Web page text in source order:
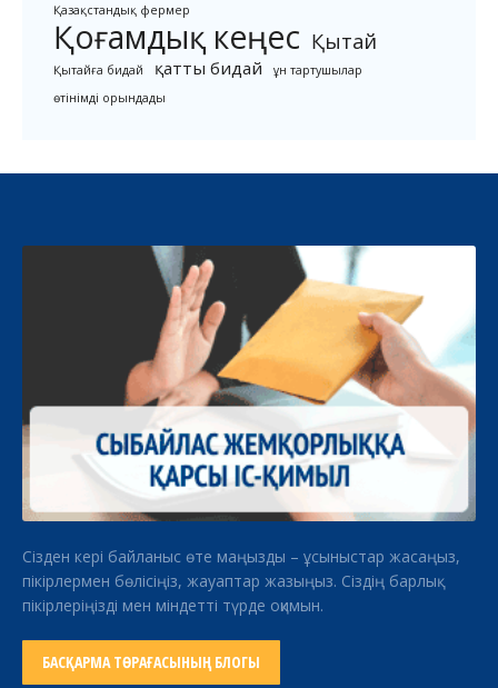
Қазақстандық фермер
Қоғамдық кеңес Қытай
Қытайға бидай қатты бидай
ұн тартушылар
өтінімді орындады
Сізден кері байланыс өте маңызды – ұсыныстар жасаңыз,
пікірлермен бөлісіңіз, жауаптар жазыңыз. Сіздің барлық
пікірлеріңізді мен міндетті түрде оқимын.
БАСҚАРМА ТӨРАҒАСЫНЫҢ БЛОГЫ